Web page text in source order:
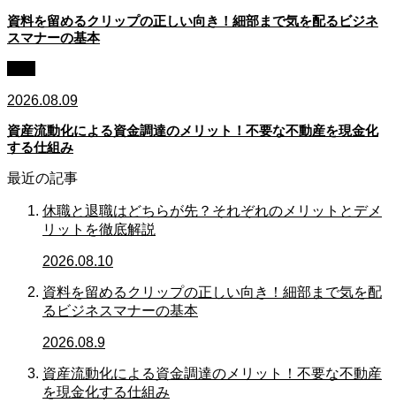
資料を留めるクリップの正しい向き！細部まで気を配るビジネ
スマナーの基本
2026.08.09
資産流動化による資金調達のメリット！不要な不動産を現金化
する仕組み
最近の記事
休職と退職はどちらが先？それぞれのメリットとデメ
リットを徹底解説
2026.08.10
資料を留めるクリップの正しい向き！細部まで気を配
るビジネスマナーの基本
2026.08.9
資産流動化による資金調達のメリット！不要な不動産
を現金化する仕組み